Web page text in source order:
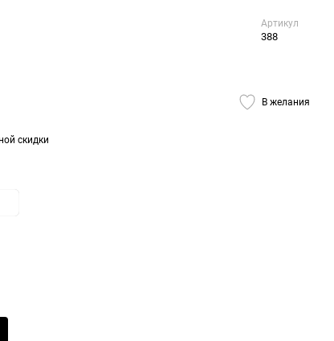
Артикул
388
В желания
скидки